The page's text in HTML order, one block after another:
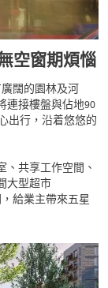
空窗期煩惱
闊的園林及河
連接樓盤與佔地90
出行，沿着悠悠的
共享工作空間、
大型超市
，給業主帶來五星